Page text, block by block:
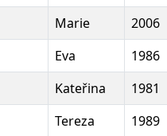
Marie 2006
Eva 1986
Kateřina 1981
Tereza 1989